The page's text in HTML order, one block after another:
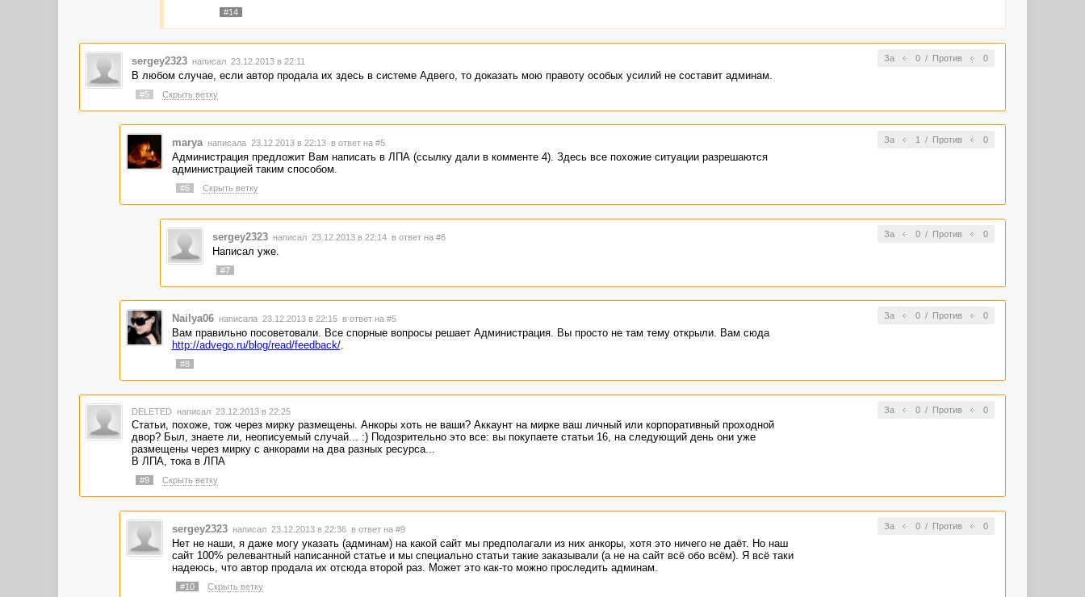
#14
За 0/ Против 0
sergey2323 написал 23.12.2013 в 22:11
В любом случае, если автор продала их здесь в системе Адвего, то доказать мою правоту особых усилий не составит админам.
#5 Скрыть ветку
За 1 / Против 0
marya написала 23.12.2013 в 22:13 в ответ на #5
Администрация предложит Вам написать в ЛПА (ссылку дали в комменте 4). Здесь все похожие ситуации разрешаются
администрацией таким способом.
#6 Скрыть ветку
За 0/ Против 0
sergey2323 написал 23.12.2013 в 22:14 в ответ на #6
Написал уже.
#7
За 0/ Против 0
Nailya06 написала 23.12.2013 в 22:15 в ответ на #5
Вам правильно посоветовали. Все спорные вопросы решает Администрация. Вы просто не там тему открыли. Вам сюда
http://advego.ru/blog/read/feedback/.
#8
За 0/ Против 0
DELETED написал 23.12.2013 в 22:25
Статьи, похоже, тож через мирку размещены. Анкоры хоть не ваши? Аккаунт на мирке ваш личный или корпоративный проходной
двор? Был, знаете ли, неописуемый случай... :) Подозрительно это все: вы покупаете статьи 16, на следующий день они уже
размещены через мирку с анкорами на два разных ресурса...
В ЛПА, тока в ЛПА
#9 Скрыть ветку
За 0/ Против 0
sergey2323 написал 23.12.2013 в 22:36 в ответ на #9
Нет не наши, я даже могу указать (админам) на какой сайт мы предполагали из них анкоры, хотя это ничего не даёт. Но наш
сайт 100% релевантный написанной статье и мы специально статьи такие заказывали (а не на сайт всё обо всём). Я всё таки
надеюсь, что автор продала их отсюда второй раз. Может это как-то можно проследить админам.
#10 Скрыть ветку